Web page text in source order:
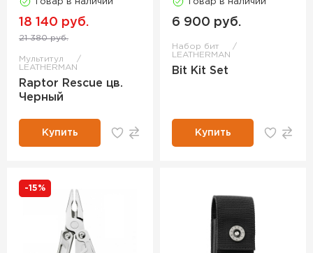
18 140 руб.
21 380 руб.
Мультитул
LEATHERMAN
Raptor Rescue цв.
Черный
Купить
6 900 руб.
Набор бит
LEATHERMAN
Bit Kit Set
Купить
-15%